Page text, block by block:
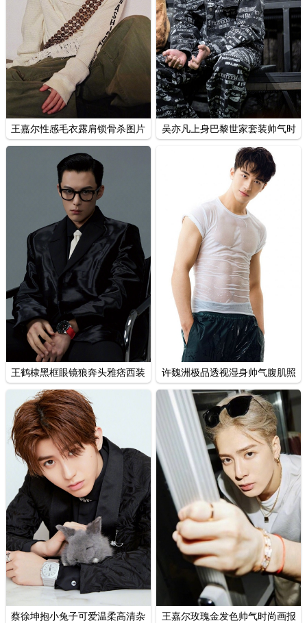
王嘉尔性感毛衣露肩锁骨杀图片
吴亦凡上身巴黎世家套装帅气时
尚图片
王鹤棣黑框眼镜狼奔头雅痞西装
时尚写真
许魏洲极品透视湿身帅气腹肌照
蔡徐坤抱小兔子可爱温柔高清杂
王嘉尔玫瑰金发色帅气时尚画报